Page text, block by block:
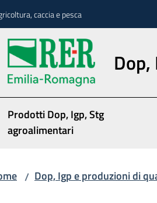
caccia e pesca
Prodotti Dop, Igp, Stg
agroalimentari
/ Dop, Igp e produzioni di